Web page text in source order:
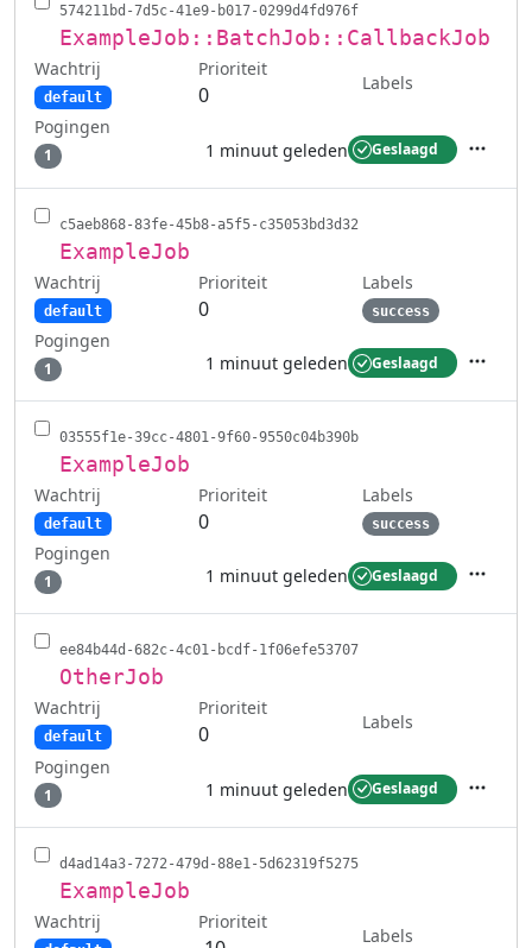
574211bd-7d5c-41e9-b017-0299d4fd976f
ExampleJob::BatchJob::CallbackJob
Wachtrij
default
Prioriteit
0
Labels
Pogingen
1 1 minuut geleden Geslaagd Acties
c5aeb868-83fe-45b8-a5f5-c35053bd3d32
ExampleJob
Wachtrij
default
Prioriteit
0
Labels
success
Pogingen
1 1 minuut geleden Geslaagd
03555f1e-39cc-4801-9f60-9550c04b390b
ExampleJob
Wachtrij
default
Prioriteit
0
Labels
success
Pogingen
1 1 minuut geleden Geslaagd
ee84b44d-682c-4c01-bcdf-1f06efe53707
OtherJob
Wachtrij
default
Prioriteit
0
Labels
Pogingen
1 1 minuut geleden Geslaagd
d4ad14a3-7272-479d-88e1-5d62319f5275
ExampleJob
Wachtrij Prioriteit
Labels